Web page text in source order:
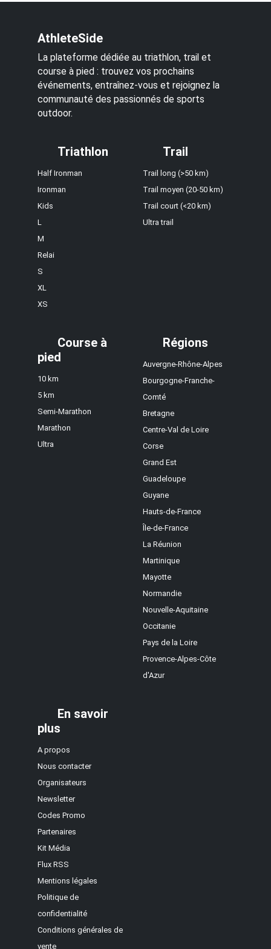
AthleteSide
La plateforme dédiée au triathlon, trail et
course à pied : trouvez vos prochains
événements, entraînez-vous et rejoignez la
communauté des passionnés de sports
outdoor.
Triathlon
Half Ironman
Ironman
Kids
L
M
Relai
S
XL
XS
Trail
Trail long (>50 km)
Trail moyen (20-50 km)
Trail court (<20 km)
Ultra trail
Course à
pied
10 km
5 km
Semi-Marathon
Marathon
Ultra
Régions
Auvergne-Rhône-Alpes
Bourgogne-Franche-
Comté
Bretagne
Centre-Val de Loire
Corse
Grand Est
Guadeloupe
Guyane
Hauts-de-France
Île-de-France
La Réunion
Martinique
Mayotte
Normandie
Nouvelle-Aquitaine
Occitanie
Pays de la Loire
Provence-Alpes-Côte
d'Azur
En savoir
plus
A propos
Nous contacter
Organisateurs
Newsletter
Codes Promo
Partenaires
Kit Média
Flux RSS
Mentions légales
Politique de
confidentialité
Conditions générales de
vente